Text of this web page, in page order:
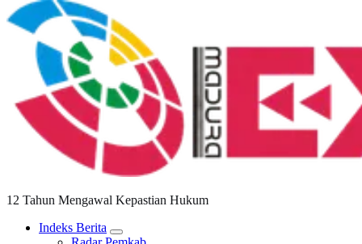
12 Tahun Mengawal Kepastian Hukum
Indeks Berita